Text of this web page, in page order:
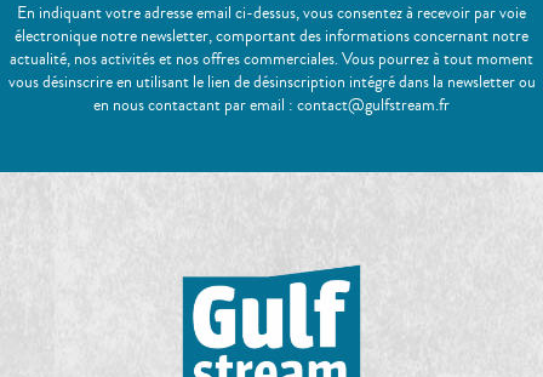
En indiquant votre adresse email ci-dessus, vous consentez à recevoir par voie
électronique notre newsletter, comportant des informations concernant notre
actualité, nos activités et nos offres commerciales. Vous pourrez à tout moment
vous désinscrire en utilisant le lien de désinscription intégré dans la newsletter ou
en nous contactant par email : contact@gulfstream.fr